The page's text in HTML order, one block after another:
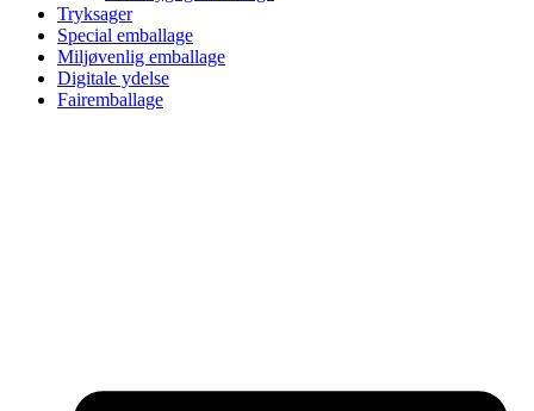
Tryksager
Special emballage
Miljøvenlig emballage
Digitale ydelse
Fairemballage